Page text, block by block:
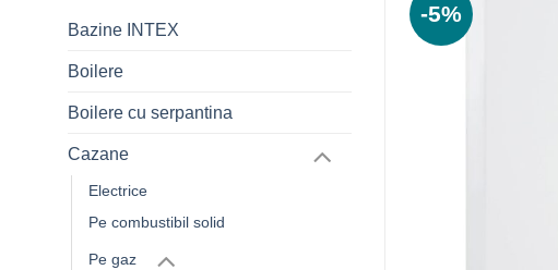
Bazine INTEX
Boilere
Boilere cu serpantina
Cazane
Electrice
Pe combustibil solid
Pe gaz
-5%